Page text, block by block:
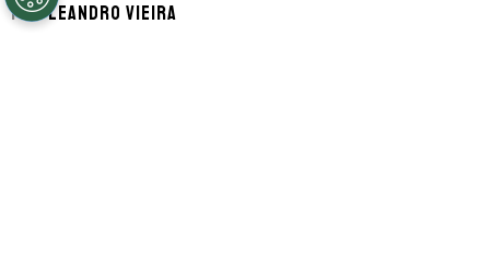
PorLeandro Vieira